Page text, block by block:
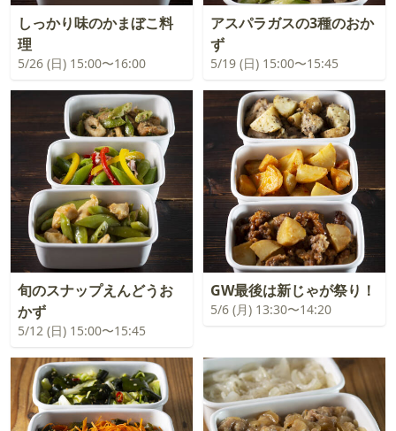
しっかり味のかまぼこ料
理
5/26 (日) 15:00〜16:00
アスパラガスの3種のおか
ず
5/19 (日) 15:00〜15:45
旬のスナップえんどうお
かず
5/12 (日) 15:00〜15:45
GW最後は新じゃが祭り！
5/6 (月) 13:30〜14:20